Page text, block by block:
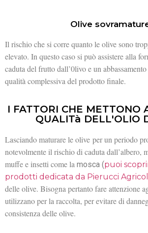
Olive
Il rischio che si corre quanto le olive sono
elevato. In questo caso si può assistere alla
caduta del frutto dall’0livo e un
qualità complessiva del prodotto finale.
I FATTORI CHE METTONO
QUALITà DELL'OLIO
Lasciando maturare le olive per un periodo
notevolmente il rischio di caduta dall’albero,
muffe e insetti come la mosca (puoi
prodotti dedicata da Pierucci
delle olive. Bisogna pertanto fare attenzione
utilizzano per la raccolta, per evitare di
consistenza delle olive.